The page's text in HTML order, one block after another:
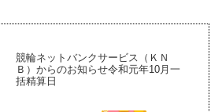
競輪ネットバンクサービス（ＫＮ
Ｂ）からのお知らせ令和元年10月一
括精算日